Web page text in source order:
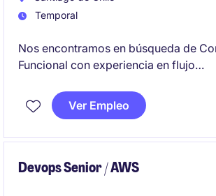
Temporal
Nos encontramos en búsqueda de
Funcional con experiencia en flujo
5 meses con posibilidades de
cliente socio líder en la banca.
Ver Empleo
Devops Senior / AWS